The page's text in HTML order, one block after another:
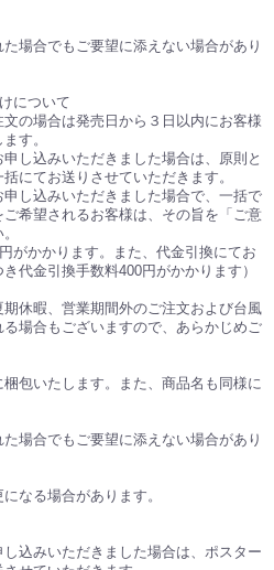
場合でもご要望に添えない場合があり
について
の場合は発売日から３日以内にお客様
す。
し込みいただきました場合は、原則と
にてお送りさせていただきます。
し込みいただきました場合で、一括で
希望されるお客様は、その旨を「ご意
がかかります。また、代金引換にてお
代金引換手数料400円がかかります）
休暇、営業期間外のご注文および台風
場合もございますので、あらかじめご
包いたします。また、商品名も同様に
場合でもご要望に添えない場合があり
なる場合があります。
込みいただきました場合は、ポスター